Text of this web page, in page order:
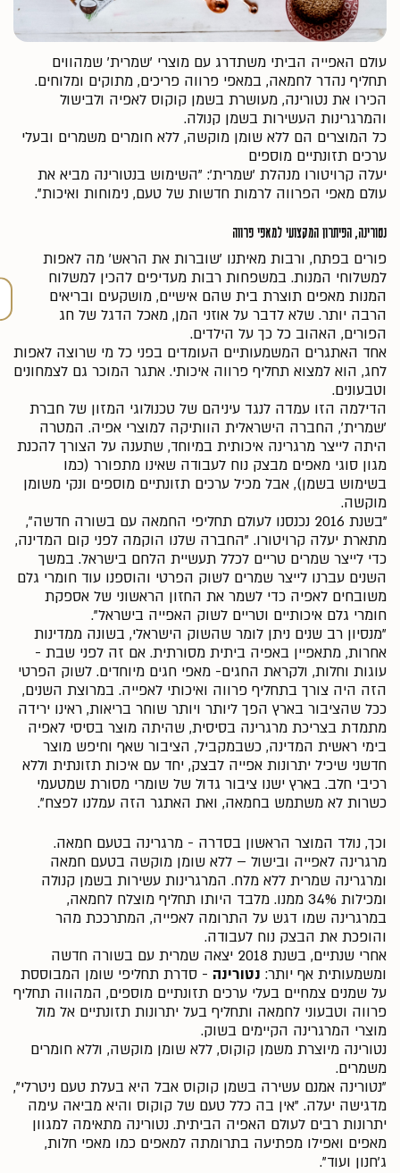
עולם האפייה הביתי משתדרג עם מוצרי 'שמרית' שמהווים
תחליף נהדר לחמאה, במאפי פרווה פריכים, מתוקים ומלוחים.
הכירו את נטורינה, מעושרת בשמן קוקוס לאפיה ולבישול
והמרגרינות העשירות בשמן קנולה.
כל המוצרים הם ללא שומן מוקשה, ללא חומרים משמרים ובעלי
ערכים תזונתיים מוספים
יעלה קרויטורו מנהלת 'שמרית': "השימוש בנטורינה מביא את
עולם מאפי הפרווה לרמות חדשות של טעם, נימוחות ואיכות".
נטורינה, הפיתרון המקצועי למאפי פרווה
פורים בפתח, ורבות מאיתנו 'שוברות את הראש' מה לאפות
למשלוחי המנות. במשפחות רבות מעדיפים להכין למשלוח
המנות מאפים תוצרת בית שהם אישיים, מושקעים ובריאים
הרבה יותר. שלא לדבר על אוזני המן, מאכל הדגל של חג
הפורים, האהוב כל כך על הילדים.
אחד האתגרים המשמעותיים העומדים בפני כל מי שרוצה לאפות
לחג, הוא למצוא תחליף פרווה איכותי. אתגר המוכר גם לצמחונים
וטבעונים.
הדילמה הזו עמדה לנגד עיניהם של טכנולוגי המזון של חברת
'שמרית', החברה הישראלית הוותיקה למוצרי אפיה. המטרה
היתה לייצר מרגרינה איכותית במיוחד, שתענה על הצורך להכנת
מגון סוגי מאפים מבצק נוח לעבודה שאינו מתפורר (כמו
בשימוש בשמן), אבל מכיל ערכים תזונתיים מוספים ונקי משומן
מוקשה.
"בשנת 2016 נכנסנו לעולם תחליפי החמאה עם בשורה חדשה",
מתארת יעלה קרויטורו. "החברה שלנו הוקמה לפני קום המדינה,
כדי לייצר שמרים טריים לכלל תעשיית הלחם בישראל. במשך
השנים עברנו לייצר שמרים לשוק הפרטי והוספנו עוד חומרי גלם
משובחים לאפיה כדי לשמר את החזון הראשוני של אספקת
חומרי גלם איכותיים וטריים לשוק האפייה בישראל".
"מנסיון רב שנים ניתן לומר שהשוק הישראלי, בשונה ממדינות
אחרות, מתאפיין באפיה ביתית מסורתית. אם זה לפני שבת -
עוגות וחלות, ולקראת החגים- מאפי חגים מיוחדים. לשוק הפרטי
הזה היה צורך בתחליף פרווה ואיכותי לאפייה. במרוצת השנים,
ככל שהציבור בארץ הפך ליותר ויותר שוחר בריאות, ראינו ירידה
מתמדת בצריכת מרגרינה בסיסית, שהיתה מוצר בסיסי לאפיה
בימי ראשית המדינה, כשבמקביל, הציבור שאף וחיפש מוצר
חדשני שיכיל יתרונות אפייה לבצק, יחד עם איכות תזונתית וללא
רכיבי חלב. בארץ ישנו ציבור גדול של שומרי מסורת שמטעמי
כשרות לא משתמש בחמאה, ואת האתגר הזה עמלנו לפצח".
וכך, נולד המוצר הראשון בסדרה - מרגרינה בטעם חמאה.
מרגרינה לאפייה ובישול – ללא שומן מוקשה בטעם חמאה
ומרגרינה שמרית ללא מלח. המרגרינות עשירות בשמן קנולה
ומכילות 34% ממנו. מלבד היותו תחליף מוצלח לחמאה,
במרגרינה שמו דגש על התרומה לאפייה, המתרככת מהר
והופכת את הבצק נוח לעבודה.
אחרי שנתיים, בשנת 2018 יצאה שמרית עם בשורה חדשה
ומשמעותית אף יותר: נטורינה - סדרת תחליפי שומן המבוססת
על שמנים צמחיים בעלי ערכים תזונתיים מוספים, המהווה תחליף
פרווה וטבעוני לחמאה ותחליף בעל יתרונות תזונתיים אל מול
מוצרי המרגרינה הקיימים בשוק.
נטורינה מיוצרת משמן קוקוס, ללא שומן מוקשה, וללא חומרים
משמרים.
"נטורינה אמנם עשירה בשמן קוקוס אבל היא בעלת טעם ניטרלי",
מדגישה יעלה. "אין בה כלל טעם של קוקוס והיא מביאה עימה
יתרונות רבים לעולם האפיה הביתית. נטורינה מתאימה למגוון
מאפים ואפילו מפתיעה בתרומתה למאפים כמו מאפי חלות,
ג'חנון ועוד".